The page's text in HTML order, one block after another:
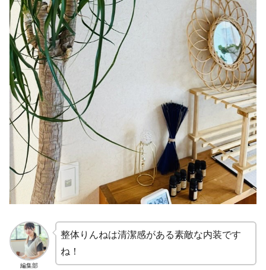
編集部
整体りんねは清潔感がある素敵な内装です
ね！